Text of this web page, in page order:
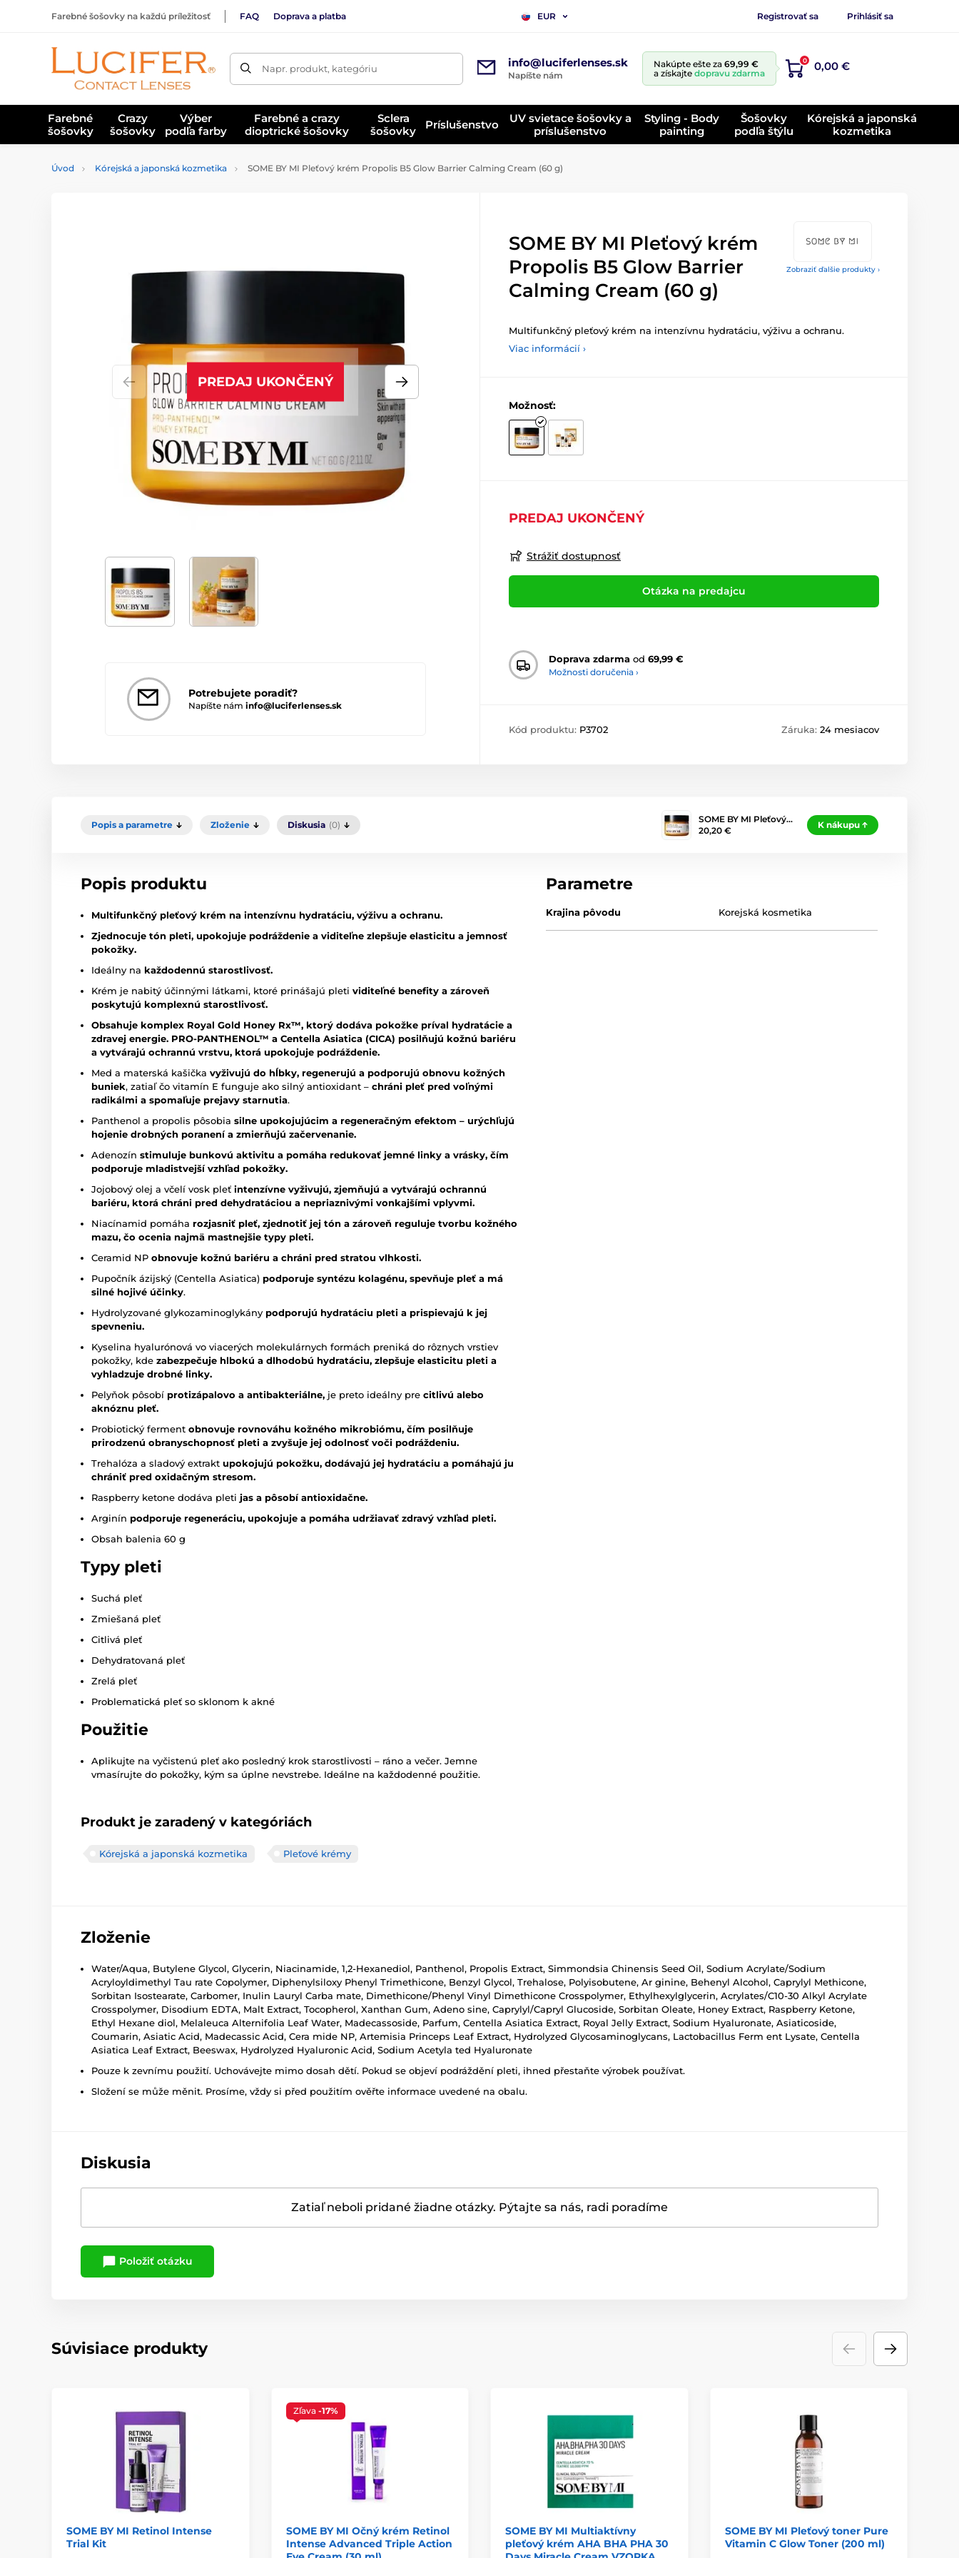
Farebné šošovky na každú príležitosť FAQ Doprava a platba EUR Registrovať sa Prihlásiť sa
Napr. produkt, kategóriu info@luciferlenses.sk
Napíšte nám
Nakúpte ešte za 69,99 €
a získajte dopravu zdarma
0 0,00 €
Farebné
šošovky
Crazy
šošovky
Výber
podľa farby
Farebné a crazy
dioptrické šošovky
Sclera
šošovky
Príslušenstvo
UV svietace šošovky a
príslušenstvo
Styling - Body
painting
Šošovky
podľa štýlu
Kórejská a japonská
kozmetika
Úvod Kórejská a japonská kozmetika SOME BY MI Pleťový krém Propolis B5 Glow Barrier Calming Cream (60 g)
Zobraziť ďalšie produkty ›
PREDAJ UKONČENÝ
Potrebujete poradiť?
Napíšte nám info@luciferlenses.sk
SOME BY MI Pleťový krém
Propolis B5 Glow Barrier
Calming Cream (60 g)
Multifunkčný pleťový krém na intenzívnu hydratáciu, výživu a ochranu.
Viac informácií ›
Možnosť:
PREDAJ UKONČENÝ
Strážiť dostupnosť
Otázka na predajcu
Doprava zdarma od 69,99 €
Možnosti doručenia ›
Kód produktu: P3702 Záruka: 24 mesiacov
Popis a parametre Zloženie Diskusia (0)
SOME BY MI Pleťový…
20,20 €
K nákupu
Popis produktu
Multifunkčný pleťový krém na intenzívnu hydratáciu, výživu a ochranu.
Zjednocuje tón pleti, upokojuje podráždenie a viditeľne zlepšuje elasticitu a jemnosť
pokožky.
Ideálny na každodennú starostlivosť.
Krém je nabitý účinnými látkami, ktoré prinášajú pleti viditeľné benefity a zároveň
poskytujú komplexnú starostlivosť.
Obsahuje komplex Royal Gold Honey Rx™, ktorý dodáva pokožke príval hydratácie a
zdravej energie. PRO-PANTHENOL™ a Centella Asiatica (CICA) posilňujú kožnú bariéru
a vytvárajú ochrannú vrstvu, ktorá upokojuje podráždenie.
Med a materská kašička vyživujú do hĺbky, regenerujú a podporujú obnovu kožných
buniek, zatiaľ čo vitamín E funguje ako silný antioxidant – chráni pleť pred voľnými
radikálmi a spomaľuje prejavy starnutia.
Panthenol a propolis pôsobia silne upokojujúcim a regeneračným efektom – urýchľujú
hojenie drobných poranení a zmierňujú začervenanie.
Adenozín stimuluje bunkovú aktivitu a pomáha redukovať jemné linky a vrásky, čím
podporuje mladistvejší vzhľad pokožky.
Jojobový olej a včelí vosk pleť intenzívne vyživujú, zjemňujú a vytvárajú ochrannú
bariéru, ktorá chráni pred dehydratáciou a nepriaznivými vonkajšími vplyvmi.
Niacínamid pomáha rozjasniť pleť, zjednotiť jej tón a zároveň reguluje tvorbu kožného
mazu, čo ocenia najmä mastnejšie typy pleti.
Ceramid NP obnovuje kožnú bariéru a chráni pred stratou vlhkosti.
Pupočník ázijský (Centella Asiatica) podporuje syntézu kolagénu, spevňuje pleť a má
silné hojivé účinky.
Hydrolyzované glykozaminoglykány podporujú hydratáciu pleti a prispievajú k jej
spevneniu.
Kyselina hyalurónová vo viacerých molekulárnych formách preniká do rôznych vrstiev
pokožky, kde zabezpečuje hlbokú a dlhodobú hydratáciu, zlepšuje elasticitu pleti a
vyhladzuje drobné linky.
Pelyňok pôsobí protizápalovo a antibakteriálne, je preto ideálny pre citlivú alebo
aknóznu pleť.
Probiotický ferment obnovuje rovnováhu kožného mikrobiómu, čím posilňuje
prirodzenú obranyschopnosť pleti a zvyšuje jej odolnosť voči podráždeniu.
Trehalóza a sladový extrakt upokojujú pokožku, dodávajú jej hydratáciu a pomáhajú ju
chrániť pred oxidačným stresom.
Raspberry ketone dodáva pleti jas a pôsobí antioxidačne.
Arginín podporuje regeneráciu, upokojuje a pomáha udržiavať zdravý vzhľad pleti.
Obsah balenia 60 g
Typy pleti
Suchá pleť
Zmiešaná pleť
Citlivá pleť
Dehydratovaná pleť
Zrelá pleť
Problematická pleť so sklonom k akné
Použitie
Aplikujte na vyčistenú pleť ako posledný krok starostlivosti – ráno a večer. Jemne
vmasírujte do pokožky, kým sa úplne nevstrebe. Ideálne na každodenné použitie.
Produkt je zaradený v kategóriách
Kórejská a japonská kozmetika Pleťové krémy
Parametre
Krajina pôvodu Korejská kosmetika
Zloženie
Water/Aqua, Butylene Glycol, Glycerin, Niacinamide, 1,2-Hexanediol, Panthenol, Propolis Extract, Simmondsia Chinensis Seed Oil, Sodium Acrylate/Sodium
Acryloyldimethyl Tau rate Copolymer, Diphenylsiloxy Phenyl Trimethicone, Benzyl Glycol, Trehalose, Polyisobutene, Ar ginine, Behenyl Alcohol, Caprylyl Methicone,
Sorbitan Isostearate, Carbomer, Inulin Lauryl Carba mate, Dimethicone/Phenyl Vinyl Dimethicone Crosspolymer, Ethylhexylglycerin, Acrylates/C10-30 Alkyl Acrylate
Crosspolymer, Disodium EDTA, Malt Extract, Tocopherol, Xanthan Gum, Adeno sine, Caprylyl/Capryl Glucoside, Sorbitan Oleate, Honey Extract, Raspberry Ketone,
Ethyl Hexane diol, Melaleuca Alternifolia Leaf Water, Madecassoside, Parfum, Centella Asiatica Extract, Royal Jelly Extract, Sodium Hyaluronate, Asiaticoside,
Coumarin, Asiatic Acid, Madecassic Acid, Cera mide NP, Artemisia Princeps Leaf Extract, Hydrolyzed Glycosaminoglycans, Lactobacillus Ferm ent Lysate, Centella
Asiatica Leaf Extract, Beeswax, Hydrolyzed Hyaluronic Acid, Sodium Acetyla ted Hyaluronate
Pouze k zevnímu použití. Uchovávejte mimo dosah dětí. Pokud se objeví podráždění pleti, ihned přestaňte výrobek používat.
Složení se může měnit. Prosíme, vždy si před použitím ověřte informace uvedené na obalu.
Diskusia
Zatiaľ neboli pridané žiadne otázky. Pýtajte sa nás, radi poradíme
Položiť otázku
Súvisiace produkty
SOME BY MI Retinol Intense
Trial Kit
Zľava -17%
SOME BY MI Očný krém Retinol
Intense Advanced Triple Action
SOME BY MI Multiaktívny
pleťový krém AHA BHA PHA 30
SOME BY MI Pleťový toner Pure
Vitamin C Glow Toner (200 ml)